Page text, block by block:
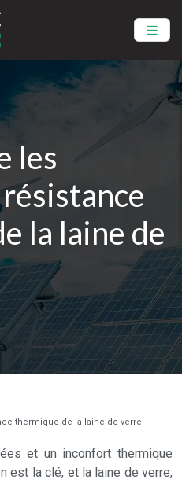
les
la laine de
thermique de la laine de verre
et un inconfort thermique
est la clé, et la laine de verre,